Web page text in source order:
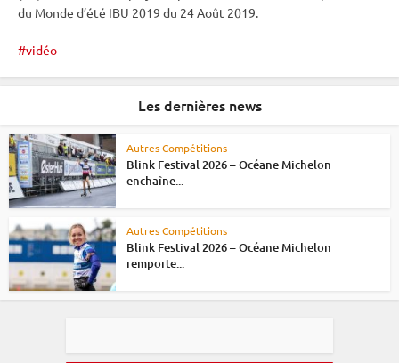
du Monde d’été IBU 2019 du 24 Août 2019.
vidéo
Les dernières news
Autres Compétitions
Blink Festival 2026 – Océane Michelon
enchaîne...
Autres Compétitions
Blink Festival 2026 – Océane Michelon
remporte...